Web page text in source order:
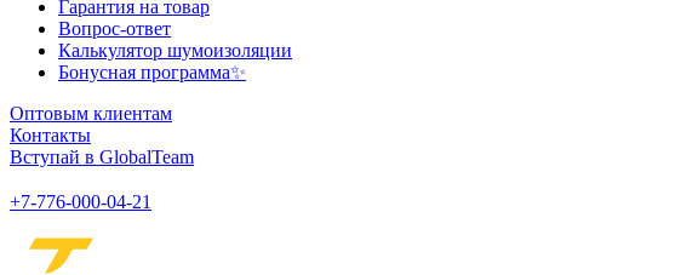
Гарантия на товар
Вопрос-ответ
Калькулятор шумоизоляции
Бонусная программа✨
Оптовым клиентам
Контакты
Вступай в GlobalTeam
+7-776-000-04-21